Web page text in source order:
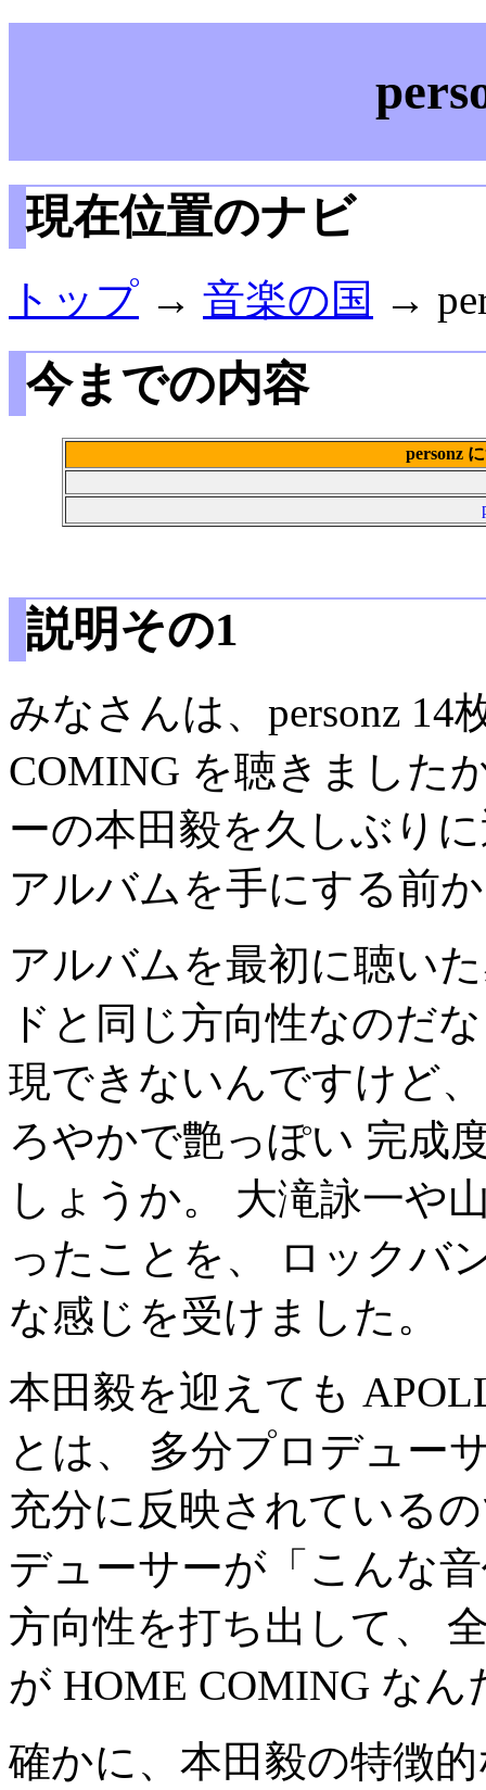
現在位置のナビ
トップ → 音楽の国 →
今までの内容
personz
説明その1
みなさんは、personz 14
COMING を聴きました
ーの本田毅を久しぶり
アルバムを手にする前
アルバムを最初に聴い
ドと同じ方向性なのだ
現できないんですけど
ろやかで艶っぽい 完成
しょうか。 大滝詠一や
ったことを、 ロックバ
な感じを受けました。
本田毅を迎えても
とは、 多分プロデュー
充分に反映されている
デューサーが「こんな
方向性を打ち出して、
が HOME COMING な
確かに、本田毅の特徴